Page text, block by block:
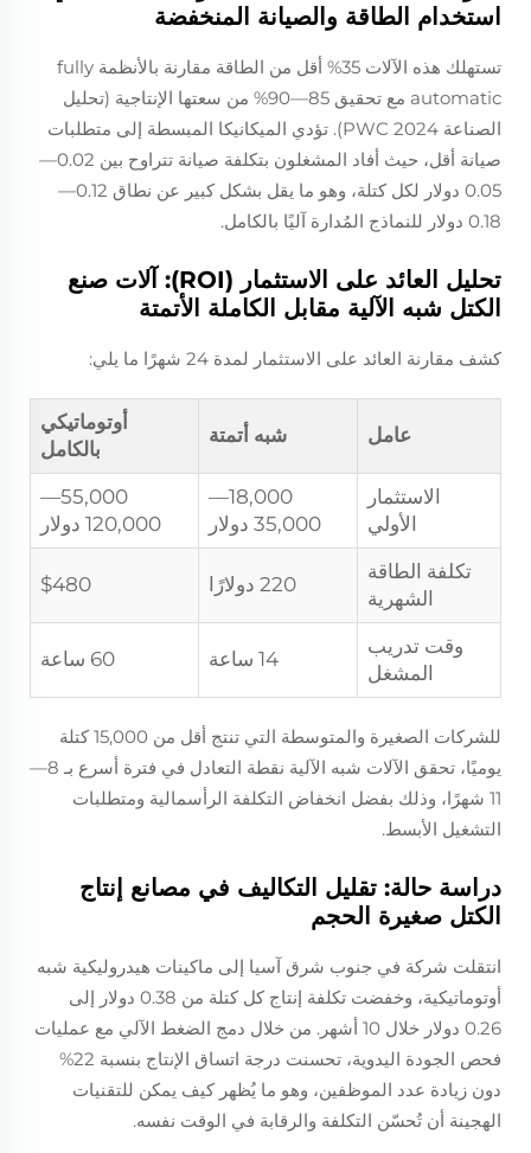
استخدام الطاقة والصيانة المنخفضة
تستهلك هذه الآلات 35% أقل من الطاقة مقارنة بالأنظمة fully
automatic مع تحقيق 85—90% من سعتها الإنتاجية (تحليل
الصناعة PWC 2024). تؤدي الميكانيكا المبسطة إلى متطلبات
صيانة أقل، حيث أفاد المشغلون بتكلفة صيانة تتراوح بين 0.02—
0.05 دولار لكل كتلة، وهو ما يقل بشكل كبير عن نطاق 0.12—
0.18 دولار للنماذج المُدارة آليًا بالكامل.
تحليل العائد على الاستثمار (ROI): آلات صنع
الكتل شبه الآلية مقابل الكاملة الأتمتة
كشف مقارنة العائد على الاستثمار لمدة 24 شهرًا ما يلي:
عامل شبه أتمتة
أوتوماتيكي
بالكامل
الاستثمار
الأولي
18,000—
35,000 دولار
55,000—
120,000 دولار
تكلفة الطاقة
الشهرية
220 دولارًا $480
وقت تدريب
المشغل
14 ساعة 60 ساعة
للشركات الصغيرة والمتوسطة التي تنتج أقل من 15,000 كتلة
يوميًا، تحقق الآلات شبه الآلية نقطة التعادل في فترة أسرع بـ 8—
11 شهرًا، وذلك بفضل انخفاض التكلفة الرأسمالية ومتطلبات
التشغيل الأبسط.
دراسة حالة: تقليل التكاليف في مصانع إنتاج
الكتل صغيرة الحجم
انتقلت شركة في جنوب شرق آسيا إلى ماكينات هيدروليكية شبه
أوتوماتيكية، وخفضت تكلفة إنتاج كل كتلة من 0.38 دولار إلى
0.26 دولار خلال 10 أشهر. من خلال دمج الضغط الآلي مع عمليات
فحص الجودة اليدوية، تحسنت درجة اتساق الإنتاج بنسبة 22%
دون زيادة عدد الموظفين، وهو ما يُظهر كيف يمكن للتقنيات
الهجينة أن تُحسّن التكلفة والرقابة في الوقت نفسه.